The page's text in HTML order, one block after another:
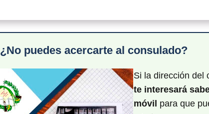
¿No puedes acercarte al consulado?
Si la dirección del
te interesará
móvil para que